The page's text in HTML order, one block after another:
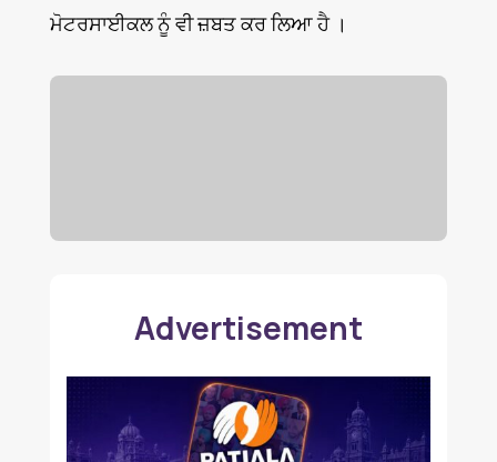
ਮੋਟਰਸਾਈਕਲ ਨੂੰ ਵੀ ਜ਼ਬਤ ਕਰ ਲਿਆ ਹੈ ।
Advertisement